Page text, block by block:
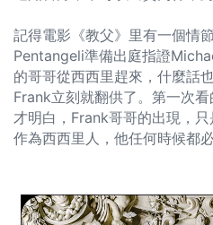
記得電影《教父》里有一個情
Pentangeli準備出庭指證
的哥哥從西西里趕來，什麼話
Frank立刻就翻供了。第一次
才明白，Frank哥哥的出現，
作為西西里人，他任何時候都